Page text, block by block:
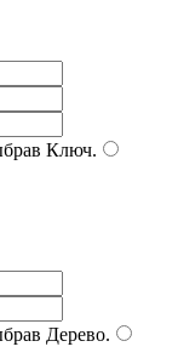
Ключ.
Дерево.